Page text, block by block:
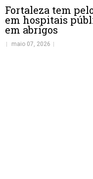
Fortaleza tem
em hospitais
em abrigos
maio 07, 2026